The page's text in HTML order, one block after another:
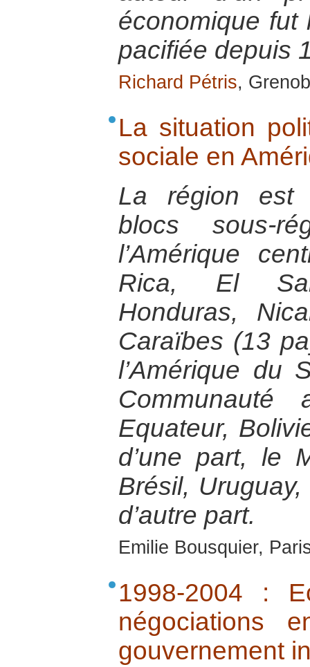
économique fut
pacifiée depuis
Richard Pétris,
La situation
sociale en
La région est
blocs sous-
l’Amérique
Rica, El
Honduras,
Caraïbes (13
l’Amérique du
Communauté
Equateur,
d’une part, le
Brésil,
d’autre part.
Emilie Bousquier,
1998-2004 :
négociations
gouvernement